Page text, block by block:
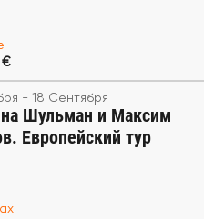
€
- 18 Сентября
Шульман и Максим
Европейский тур